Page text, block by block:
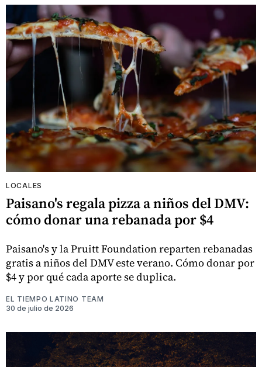
LOCALES
Paisano's regala pizza a niños del DMV:
cómo donar una rebanada por $4
Paisano's y la Pruitt Foundation reparten rebanadas
gratis a niños del DMV este verano. Cómo donar por
$4 y por qué cada aporte se duplica.
EL TIEMPO LATINO TEAM
30 de julio de 2026